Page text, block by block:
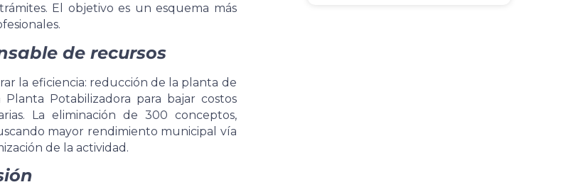
El objetivo es un esquema más
de recursos
la eficiencia: reducción de la planta de
Potabilizadora para bajar costos
La eliminación de 300 conceptos,
mayor rendimiento municipal vía
de la actividad.